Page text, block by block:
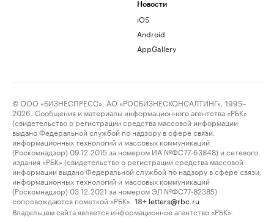
Новости
iOS
Android
AppGallery
© ООО «БИЗНЕСПРЕСС», АО «РОСБИЗНЕСКОНСАЛТИНГ», 1995–
2026. Сообщения и материалы информационного агентства «РБК»
(свидетельство о регистрации средства массовой информации
выдано Федеральной службой по надзору в сфере связи,
информационных технологий и массовых коммуникаций
(Роскомнадзор) 09.12.2015 за номером ИА №ФС77-63848) и сетевого
издания «РБК» (свидетельство о регистрации средства массовой
информации выдано Федеральной службой по надзору в сфере связи,
информационных технологий и массовых коммуникаций
(Роскомнадзор) 03.12.2021 за номером ЭЛ №ФС77-82385)
сопровождаются пометкой «РБК».
18+ letters@rbc.ru
Владельцем сайта является информационное агентство «РБК».